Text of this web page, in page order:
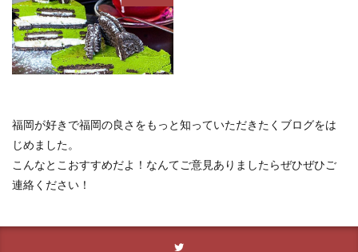
福岡が好きで福岡の良さをもっと知っていただきたくブログをは
じめました。
こんなとこおすすめだよ！なんてご意見ありましたらぜひぜひご
連絡ください！